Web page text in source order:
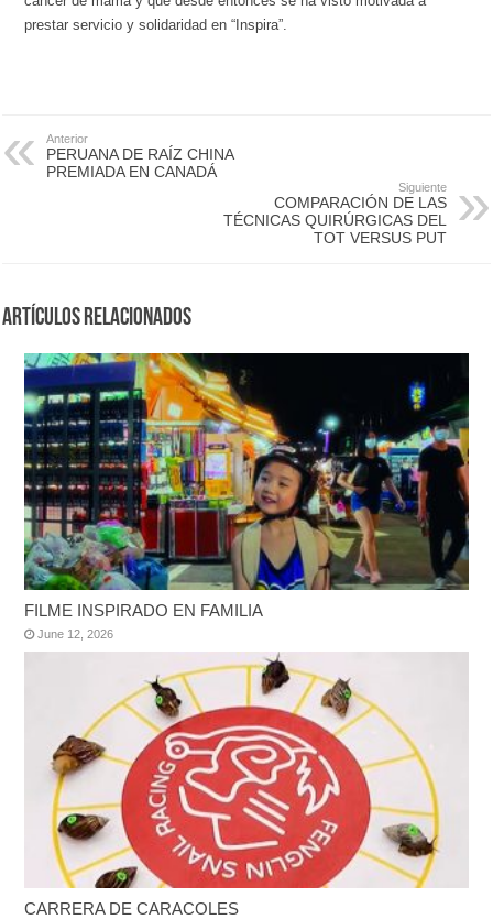
prestar servicio y solidaridad en “Inspira”.
Anterior
PERUANA DE RAÍZ CHINA
PREMIADA EN CANADÁ
Siguiente
COMPARACIÓN DE LAS
TÉCNICAS QUIRÚRGICAS DEL
TOT VERSUS PUT
Artículos Relacionados
FILME INSPIRADO EN FAMILIA
June 12, 2026
CARRERA DE CARACOLES